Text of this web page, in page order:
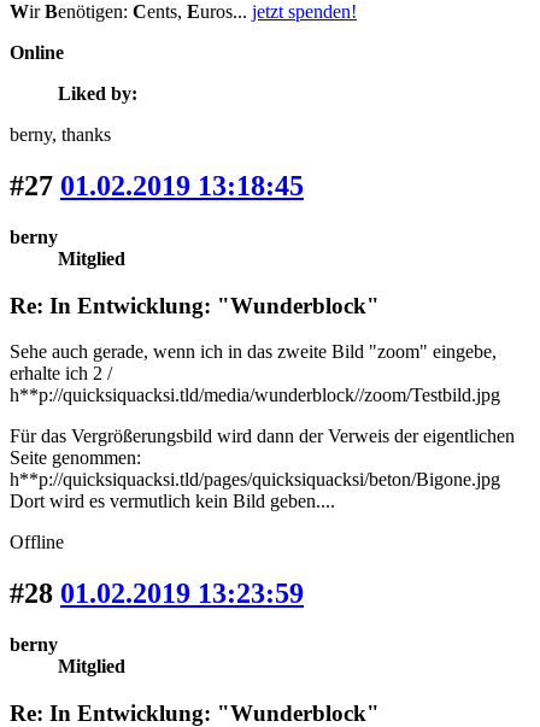
WirBenötigen: Cents, Euros... jetzt spenden!
Online
Liked by:
berny, thanks
#27 01.02.2019 13:18:45
berny
Mitglied
Re: In Entwicklung: "Wunderblock"
Sehe auch gerade, wenn ich in das zweite Bild "zoom" eingebe,
erhalte ich 2 /
h**p://quicksiquacksi.tld/media/wunderblock//zoom/Testbild.jpg
Für das Vergrößerungsbild wird dann der Verweis der eigentlichen
Seite genommen:
h**p://quicksiquacksi.tld/pages/quicksiquacksi/beton/Bigone.jpg
Dort wird es vermutlich kein Bild geben....
Offline
#28 01.02.2019 13:23:59
berny
Mitglied
Re: In Entwicklung: "Wunderblock"